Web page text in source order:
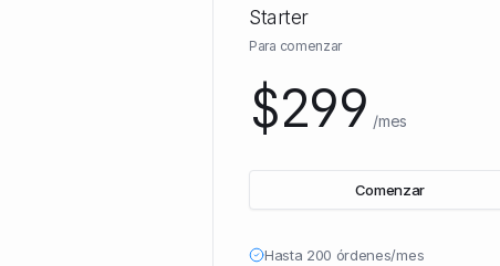
Starter
Para comenzar
$299 /mes
Comenzar
Hasta 200 órdenes/mes